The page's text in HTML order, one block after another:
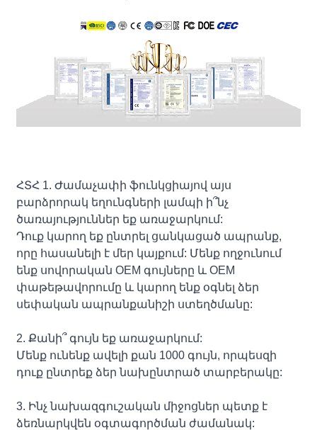
ՀՏՀ 1. Ժամաչափի ֆունկցիայով այս
բարձրորակ եղունգների լամպի ի՞նչ
ծառայություններ եք առաջարկում:
Դուք կարող եք ընտրել ցանկացած ապրանք,
որը հասանելի է մեր կայքում: Մենք ողջունում
ենք սովորական OEM գույները և OEM
փաթեթավորումը և կարող ենք օգնել ձեր
սեփական ապրանքանիշի ստեղծմանը:
2. Քանի՞ գույն եք առաջարկում:
Մենք ունենք ավելի քան 1000 գույն, որպեսզի
դուք ընտրեք ձեր նախընտրած տարբերակը:
3. Ինչ նախազգուշական միջոցներ պետք է
ձեռնարկվեն օգտագործման ժամանակ: